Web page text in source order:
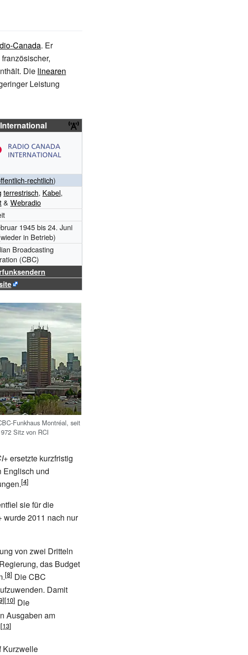
Canada. Er
Die linearen
Leistung
rechtlich)
terrestrisch, Kabel,
& Webradio
1945 bis 24. Juni
in Betrieb)
Broadcasting
(CBC)
Funkhaus Montréal, seit
Sitz von RCI
ersetzte kurzfristig
Englisch und
sie für die
wurde 2011 nach nur
von zwei Dritteln
das Budget
Die CBC
Damit
Die
Ausgaben am
Kurzwelle